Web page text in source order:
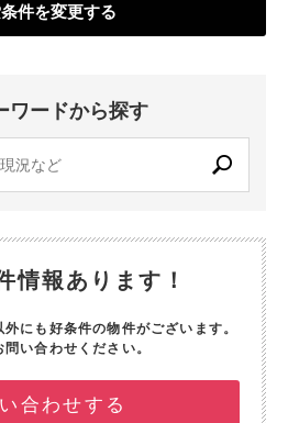
件を変更する
ワードから探す
情報あります！
にも好条件の物件がございます。
い合わせください。
合わせする